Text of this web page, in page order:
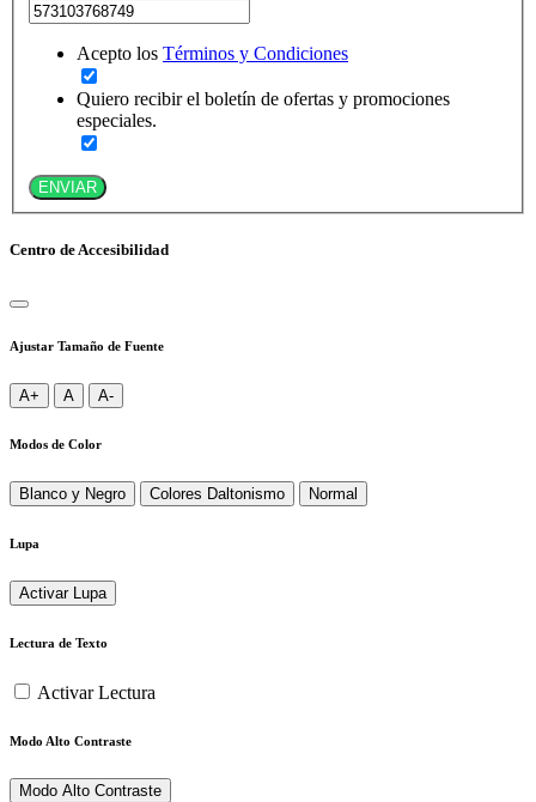
Acepto los Términos y Condiciones
Quiero recibir el boletín de ofertas y promociones
especiales.
ENVIAR
Centro de Accesibilidad
Ajustar Tamaño de Fuente
A+ A A-
Modos de Color
Blanco y Negro Colores Daltonismo Normal
Lupa
Activar Lupa
Lectura de Texto
Activar Lectura
Modo Alto Contraste
Modo Alto Contraste